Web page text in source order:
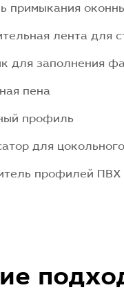
примыкания
лента для
для заполнения
пена
профиль
для
профилей ПВХ